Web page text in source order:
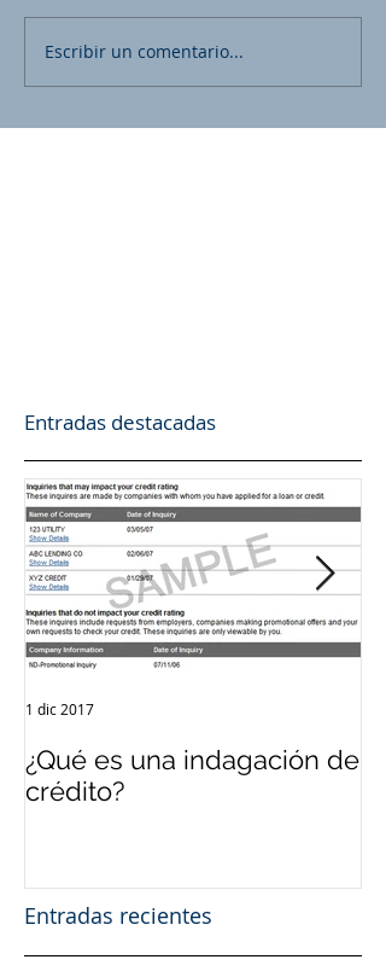
Escribir un comentario...
Entradas destacadas
¿Qué es una indagación de
crédito?
1 dic 2017
Entradas recientes